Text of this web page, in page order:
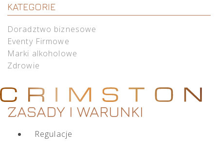
KATEGORIE
Doradztwo biznesowe
Eventy Firmowe
Marki alkoholowe
Zdrowie
ZASADY I WARUNKI
Regulacje